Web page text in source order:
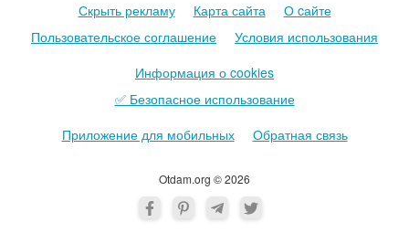
Otdam.org © 2026
Скрыть рекламу Карта сайта
О cайте
Пользовательское соглашение
Условия использования
Информация о cookies
✅ Безопасное использование
Приложение для мобильных
Обратная связь